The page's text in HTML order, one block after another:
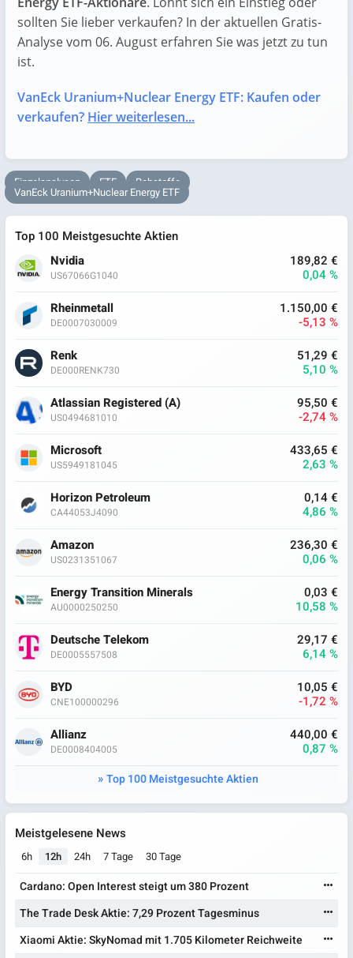
sollten Sie lieber verkaufen? In der aktuellen Gratis-
Analyse vom 06. August erfahren Sie was jetzt zu tun
ist.
VanEck Uranium+Nuclear Energy ETF: Kaufen oder
verkaufen? Hier weiterlesen...
Einzelanalysen ETF Rohstoffe
VanEck Uranium+Nuclear Energy ETF
Top 100 Meistgesuchte Aktien
Nvidia
US67066G1040
189,82 €
0,04 %
Rheinmetall
DE0007030009
1.150,00 €
-5,13 %
Renk
DE000RENK730
51,29 €
5,10 %
Atlassian Registered (A)
US0494681010
95,50 €
-2,74 %
Microsoft
US5949181045
433,65 €
2,63 %
Horizon Petroleum
CA44053J4090
0,14 €
4,86 %
Amazon
US0231351067
236,30 €
0,06 %
Energy Transition Minerals
AU0000250250
0,03 €
10,58 %
Deutsche Telekom
DE0005557508
29,17 €
6,14 %
BYD
CNE100000296
10,05 €
-1,72 %
Allianz
DE0008404005
440,00 €
0,87 %
Top 100 Meistgesuchte Aktien
Meistgelesene News
6h 12h 24h 7 Tage 30 Tage
Cardano: Open Interest steigt um 380 Prozent
The Trade Desk Aktie: 7,29 Prozent Tagesminus
Xiaomi Aktie: SkyNomad mit 1.705 Kilometer Reichweite